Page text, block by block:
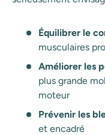
Équilibrer le
musculaires
Améliorer les
plus grande
moteur
Prévenir les
et encadré